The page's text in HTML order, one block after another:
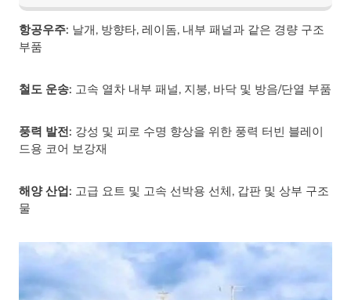
항공우주: 날개, 방향타, 레이돔, 내부 패널과 같은 경량 구조
부품
철도 운송: 고속 열차 내부 패널, 지붕, 바닥 및 방음/단열 부품
풍력 발전: 강성 및 피로 수명 향상을 위한 풍력 터빈 블레이
드용 코어 보강재
해양 산업: 고급 요트 및 고속 선박용 선체, 갑판 및 상부 구조
물